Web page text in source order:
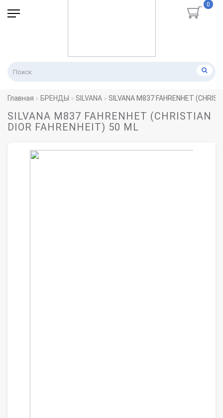
0
Главная БРЕНДЫ SILVANA SILVANA M837 FAHRENHET
SILVANA M837 FAHRENHET (CHRISTIAN
DIOR FAHRENHEIT) 50 ML